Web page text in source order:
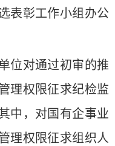
彰工作小组办公
对通过初审的推
理权限征求纪检监
中，对国有企事业
理权限征求组织人